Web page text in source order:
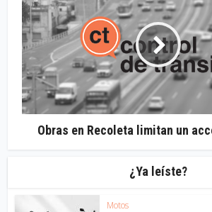
Obras en Recoleta limitan un
¿Ya leíste?
Motos